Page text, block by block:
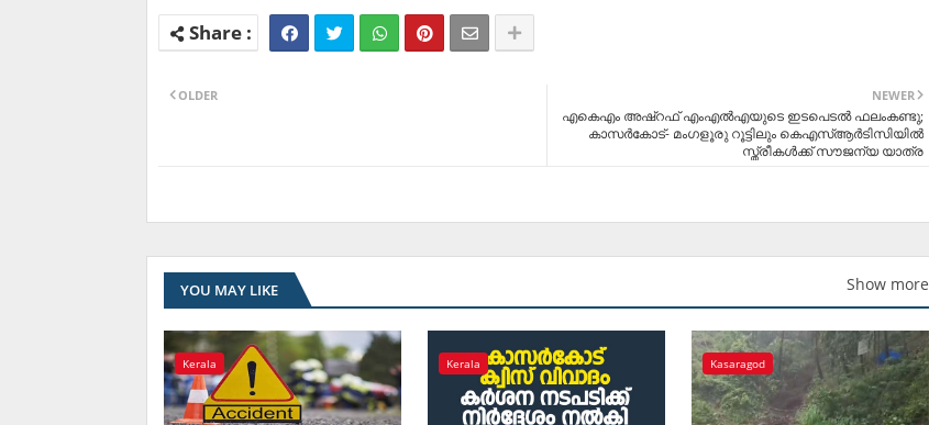
NEWER
എകെഎം അഷ്‌റഫ് എംഎല്‍എയുടെ ഇടപെടല്‍ ഫലംകണ്ടു;
കാസര്‍കോട്- മംഗളൂരു റൂട്ടിലും കെഎസ്ആര്‍ടിസിയില്‍
സ്ത്രീകള്‍ക്ക് സൗജന്യ യാത്ര
OLDER
YOU MAY LIKE Show more
Kerala Kerala Kasaragod